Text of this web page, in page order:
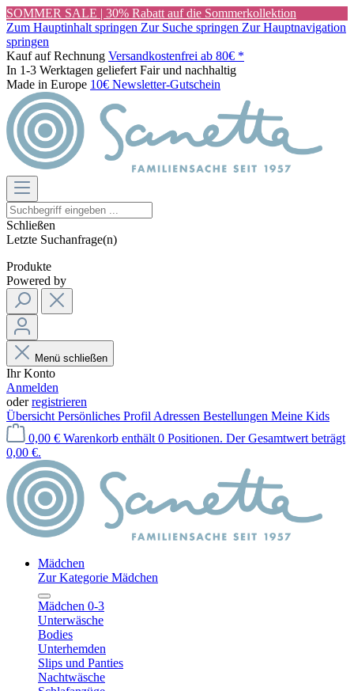
SOMMER SALE | 30% Rabatt auf die Sommerkollektion
Zum Hauptinhalt springen Zur Suche springen Zur Hauptnavigation
springen
Kauf auf Rechnung Versandkostenfrei ab 80€ *
In 1-3 Werktagen geliefert Fair und nachhaltig
Made in Europe 10€ Newsletter-Gutschein
Schließen
Letzte Suchanfrage(n)
Produkte
Powered by
Menü schließen
Ihr Konto
Anmelden
oderregistrieren
Übersicht Persönliches Profil Adressen Bestellungen Meine Kids
0,00 € Warenkorb enthält 0 Positionen. Der Gesamtwert beträgt
0,00 €.
Mädchen
Zur Kategorie Mädchen
Mädchen 0-3
Unterwäsche
Bodies
Unterhemden
Slips und Panties
Nachtwäsche